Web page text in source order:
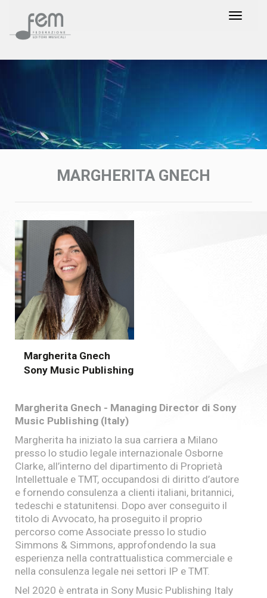
MARGHERITA GNECH
Margherita Gnech
Sony Music Publishing
Margherita Gnech - Managing Director di Sony
Music Publishing (Italy)
Margherita ha iniziato la sua carriera a Milano
presso lo studio legale internazionale Osborne
Clarke, all’interno del dipartimento di Proprietà
Intellettuale e TMT, occupandosi di diritto d’autore
e fornendo consulenza a clienti italiani, britannici,
tedeschi e statunitensi. Dopo aver conseguito il
titolo di Avvocato, ha proseguito il proprio
percorso come Associate presso lo studio
Simmons & Simmons, approfondendo la sua
esperienza nella contrattualistica commerciale e
nella consulenza legale nei settori IP e TMT.
Nel 2020 è entrata in Sony Music Publishing Italy